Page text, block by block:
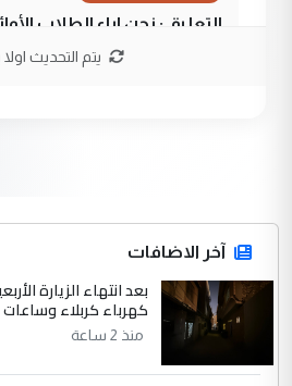
التعليق : نحن اباء الطلاب
نتشرف بلقاء السيد احمد
التعليق : قرار مستعجل جدا
للوزاره ولا للمواطن القرار
الاستماع للمدير ومغرفة ...
الموضوع :
وزير الصحة يعفي
العام في بغداد
يتم التحديث
آخر الاضافات
بعد انتهاء الزيارة
كهرباء كربلاء
منذ 2 ساعة